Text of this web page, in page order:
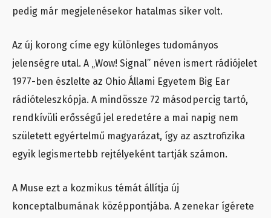
pedig már megjelenésekor hatalmas siker volt.
Az új korong címe egy különleges tudományos
jelenségre utal. A „Wow! Signal” néven ismert rádiójelet
1977-ben észlelte az Ohio Állami Egyetem Big Ear
rádióteleszkópja. A mindössze 72 másodpercig tartó,
rendkívüli erősségű jel eredetére a mai napig nem
született egyértelmű magyarázat, így az asztrofizika
egyik legismertebb rejtélyeként tartják számon.
A Muse ezt a kozmikus témát állítja új
konceptalbumának középpontjába. A zenekar ígérete